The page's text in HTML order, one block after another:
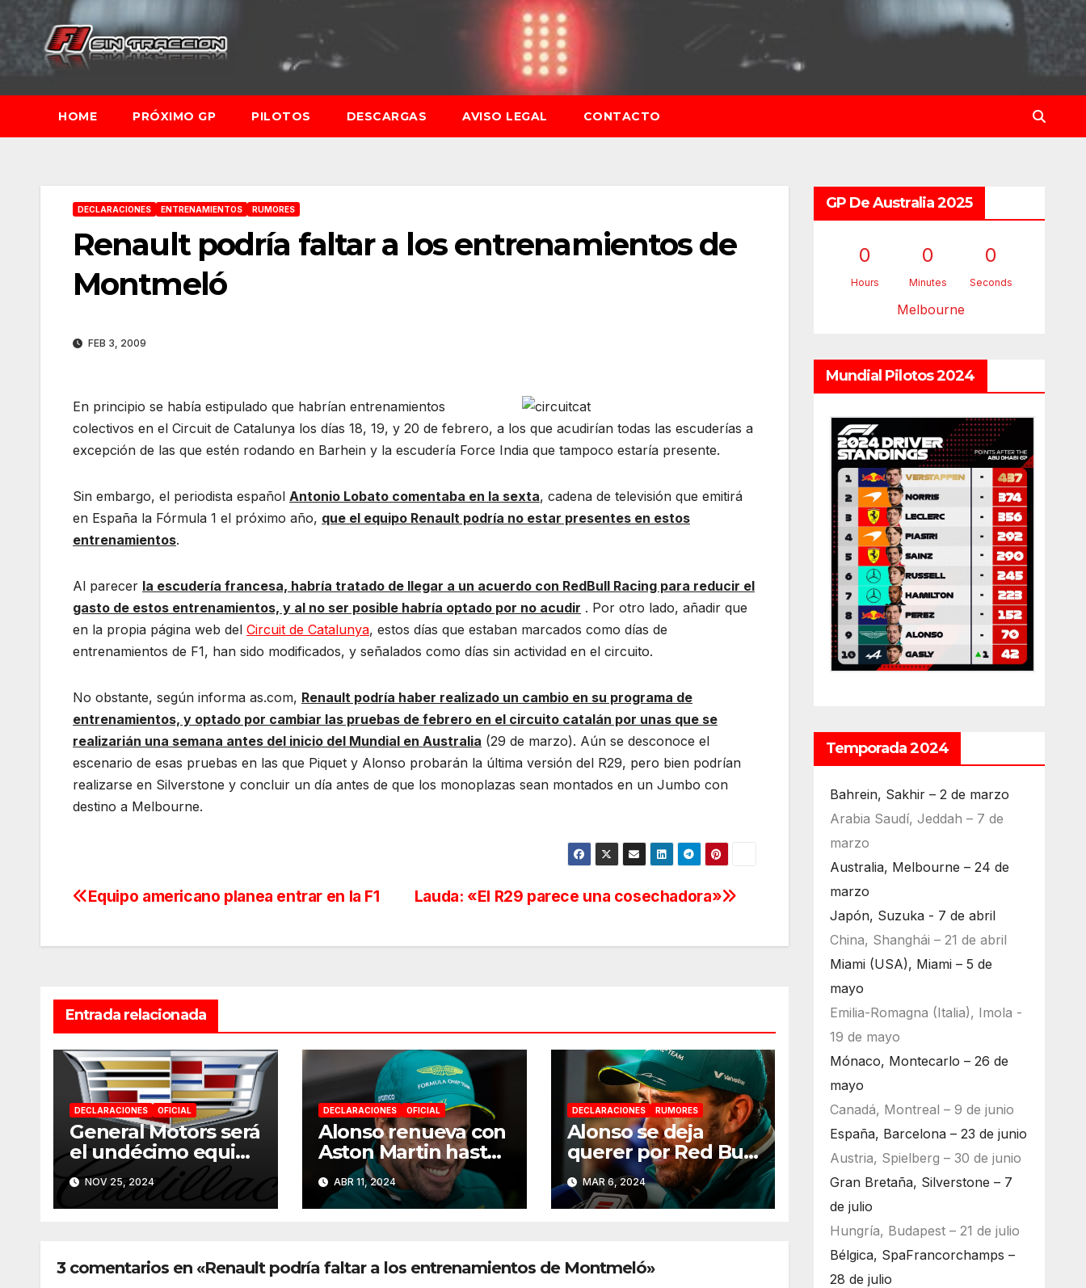
Saltar
contenido
HOME PRÓXIMO GP PILOTOS DESCARGAS AVISO LEGAL CONTACTO
DECLARACIONES ENTRENAMIENTOS RUMORES
Renault podría faltar a los entrenamientos de
Montmeló
FEB 3, 2009
En principio se había estipulado que habrían entrenamientos
colectivos en el Circuit de Catalunya los días 18, 19, y 20 de febrero, a los que acudirían todas las escuderías a
excepción de las que estén rodando en Barhein y la escudería Force India que tampoco estaría presente.
Sin embargo, el periodista español Antonio Lobato comentaba en la sexta, cadena de televisión que emitirá
en España la Fórmula 1 el próximo año, que el equipo Renault podría no estar presentes en estos
entrenamientos.
Al parecer la escudería francesa, habría tratado de llegar a un acuerdo con RedBull Racing para reducir el
gasto de estos entrenamientos, y al no ser posible habría optado por no acudir . Por otro lado, añadir que
en la propia página web del Circuit de Catalunya, estos días que estaban marcados como días de
entrenamientos de F1, han sido modificados, y señalados como días sin actividad en el circuito.
No obstante, según informa as.com, Renault podría haber realizado un cambio en su programa de
entrenamientos, y optado por cambiar las pruebas de febrero en el circuito catalán por unas que se
realizarián una semana antes del inicio del Mundial en Australia (29 de marzo). Aún se desconoce el
escenario de esas pruebas en las que Piquet y Alonso probarán la última versión del R29, pero bien podrían
realizarse en Silverstone y concluir un día antes de que los monoplazas sean montados en un Jumbo con
destino a Melbourne.
Navegación
Lauda: «El R29 parece una cosechadora»
Equipo americano planea entrar en la F1
Entrada relacionada
DECLARACIONES OFICIAL
General Motors será
el undécimo equipo
de F1 a partir de
2026
NOV 25, 2024
DECLARACIONES OFICIAL
Alonso renueva con
Aston Martin hasta
2026
ABR 11, 2024
DECLARACIONES RUMORES
Alonso se deja
querer por Red Bull
y Mercedes de cara
a 2025
MAR 6, 2024
3 comentarios en «Renault podría faltar a los entrenamientos de Montmeló»
GP De Australia 2025
0
Hours
0
Minutes
0
Seconds
Melbourne
Mundial Pilotos 2024
Temporada 2024
Bahrein, Sakhir – 2 de marzo
Arabia Saudí, Jeddah – 7 de
marzo
Australia, Melbourne – 24 de
marzo
Japón, Suzuka - 7 de abril
China, Shanghái – 21 de abril
Miami (USA), Miami – 5 de
mayo
Emilia-Romagna (Italia), Imola -
19 de mayo
Mónaco, Montecarlo – 26 de
mayo
Canadá, Montreal – 9 de junio
España, Barcelona – 23 de junio
Austria, Spielberg – 30 de junio
Gran Bretaña, Silverstone – 7
de julio
Hungría, Budapest – 21 de julio
Bélgica, SpaFrancorchamps –
28 de julio